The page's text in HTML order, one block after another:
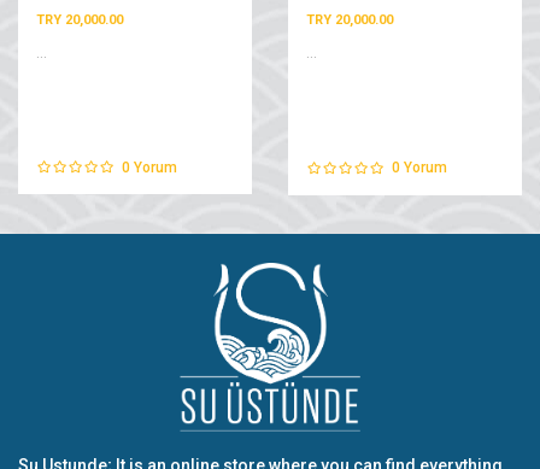
TRY 20,000.00
0 Yorum
TRY 20,000.00
...
0 Yorum